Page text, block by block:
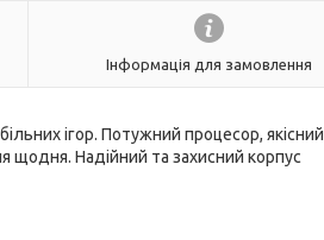
Інформація для замовлення
ігор. Потужний процесор, якісний
Надійний та захисний корпус